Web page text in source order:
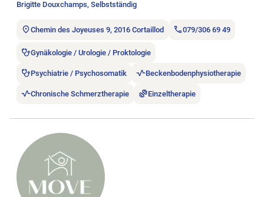
Brigitte Douxchamps, Selbstständig
Chemin des Joyeuses 9, 2016 Cortaillod 079/306 69 49
Gynäkologie / Urologie / Proktologie
Psychiatrie / Psychosomatik Beckenbodenphysiotherapie
Chronische Schmerztherapie Einzeltherapie